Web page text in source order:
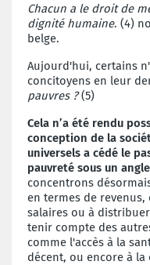
Chacun a le droit de
dignité humaine. (4)
belge.
Aujourd'hui, certains
concitoyens en leur
pauvres ?(5)
Cela n’a été rendu
conception de la
universels a cédé le
pauvreté sous un
concentrons
en termes de
salaires ou à
tenir compte des
comme l'accès à la
décent, ou encore à la